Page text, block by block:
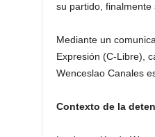
su partido, finalmente
Mediante un
Expresión (C-Libre),
Wenceslao Canales
Contexto de la